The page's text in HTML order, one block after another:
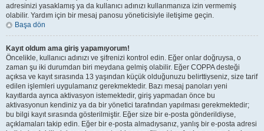
adresinizi yasaklamış ya da kullanıcı adınızı kullanmanıza izin vermemiş
olabilir. Yardım için bir mesaj panosu yöneticisiyle iletişime geçin.
Başa dön
Kayıt oldum ama giriş yapamıyorum!
Öncelikle, kullanıcı adınızı ve şifrenizi kontrol edin. Eğer onlar doğruysa, o
zaman şu iki durumdan biri meydana gelmiş olabilir. Eğer COPPA desteği
açıksa ve kayıt sırasında 13 yaşından küçük olduğunuzu belirttiyseniz, size tarif
edilen işlemleri uygulamanız gerekmektedir. Bazı mesaj panoları yeni
kayıtlarda ayrıca aktivasyon istemektedir, giriş yapmadan önce bu
aktivasyonun kendiniz ya da bir yönetici tarafından yapılması gerekmektedir;
bu bilgi kayıt sırasında gösterilmiştir. Eğer size bir e-posta gönderildiyse,
açıklamaları takip edin. Eğer bir e-posta almadıysanız, yanlış bir e-posta adresi